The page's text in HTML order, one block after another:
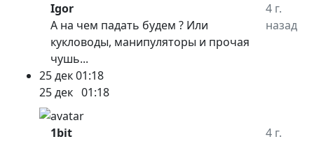
Igor
А на чем падать будем ? Или
кукловоды, манипуляторы и прочая
чушь...
4 г.
назад
25 дек01:18
25 дек 01:18
1bit
4 г.